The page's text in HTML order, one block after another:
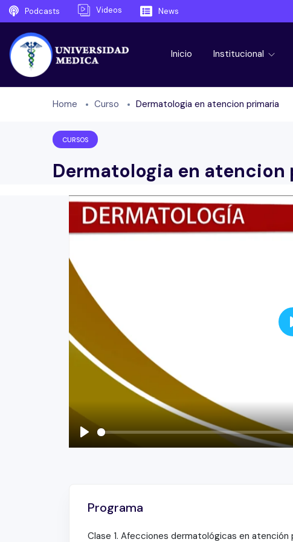
Podcasts Videos News
Inicio Institucional
Home Curso Dermatologia en atencion primaria
CURSOS
Dermatologia en atencion
Play
Programa
Clase 1. Afecciones dermatológicas en atención